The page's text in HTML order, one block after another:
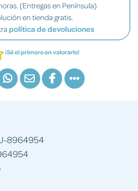
(Entregas en Península)
en tienda gratis.
política de devoluciones
¡Sé el primero en valorarlo!
8964954